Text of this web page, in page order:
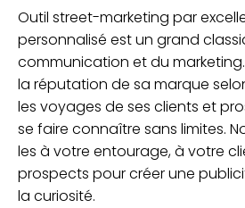
Outil street-marketing par
personnalisé est un grand
communication et du
la réputation de sa marque
les voyages de ses clients et
se faire connaître sans limites.
les à votre entourage, à votre
prospects pour créer une
la curiosité.